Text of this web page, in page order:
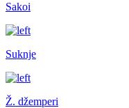
Sakoi
Suknje
Ž. džemperi